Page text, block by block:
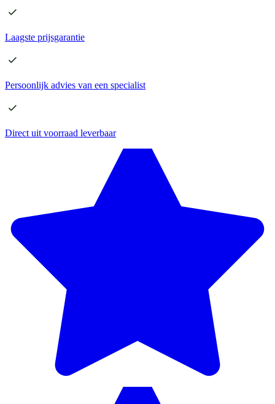
Laagste prijsgarantie
Persoonlijk advies van een specialist
Direct uit voorraad leverbaar